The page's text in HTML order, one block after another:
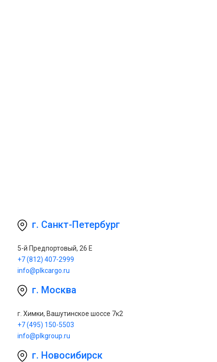
г. Санкт-Петербург
5-й Предпортовый, 26 Е
+7 (812) 407-2999
info@plkcargo.ru
г. Москва
г. Химки, Вашутинское шоссе 7к2
+7 (495) 150-5503
info@plkgroup.ru
г. Новосибирск